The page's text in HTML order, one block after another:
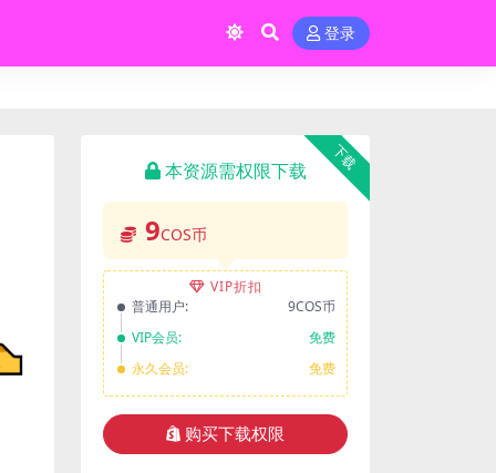
登录
下载
本资源需权限下载
9COS币
VIP折扣
普通用户:
9COS币
VIP会员:
免费
永久会员:
免费
购买下载权限